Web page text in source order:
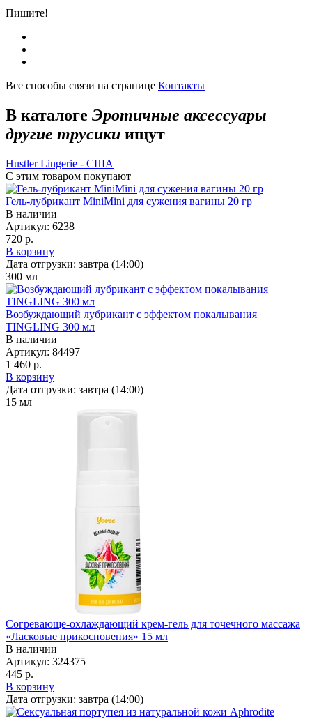
Пишите!
Все способы связи на странице Контакты
В каталоге Эротичные аксессуары
другие трусики ищут
Hustler Lingerie - США
С этим товаром покупают
Гель-лубрикант MiniMini для сужения вагины 20 гр
В наличии
Артикул: 6238
720 р.
В корзину
Дата отгрузки: завтра (14:00)
300 мл
Возбуждающий лубрикант с эффектом покалывания
TINGLING 300 мл
В наличии
Артикул: 84497
1 460 р.
В корзину
Дата отгрузки: завтра (14:00)
15 мл
Согревающе-охлаждающий крем-гель для точечного массажа
«Ласковые прикосновения» 15 мл
В наличии
Артикул: 324375
445 р.
В корзину
Дата отгрузки: завтра (14:00)